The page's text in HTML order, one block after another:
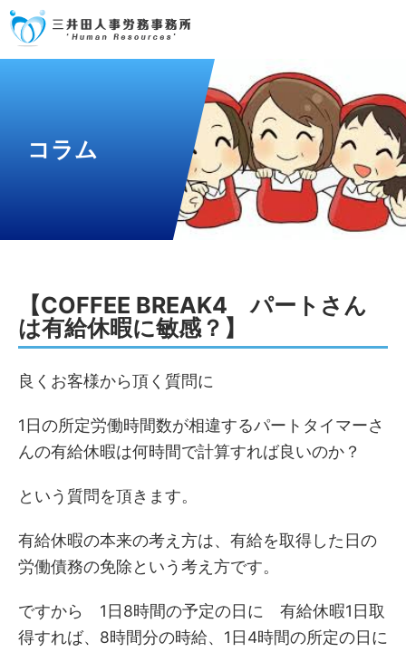
コラム
【COFFEE BREAK4 パートさん
は有給休暇に敏感？】
良くお客様から頂く質問に
1日の所定労働時間数が相違するパートタイマーさ
んの有給休暇は何時間で計算すれば良いのか？
という質問を頂きます。
有給休暇の本来の考え方は、有給を取得した日の
労働債務の免除という考え方です。
ですから 1日8時間の予定の日に 有給休暇1日取
得すれば、8時間分の時給、1日4時間の所定の日に